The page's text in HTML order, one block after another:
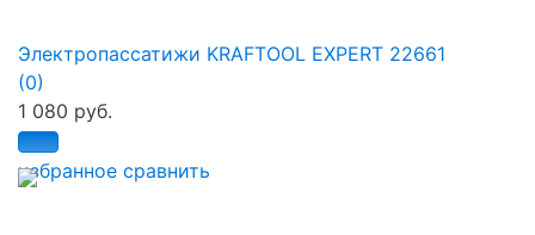
избранное сравнить
Электропассатижи KRAFTOOL EXPERT 22661
(0)
1 080 руб.